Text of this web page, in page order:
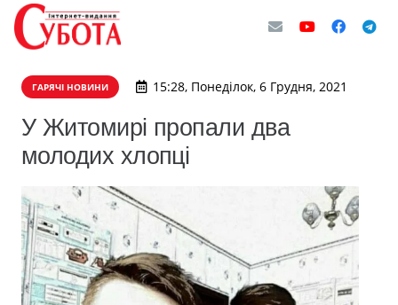
ГАРЯЧІ НОВИНИ 15:28, Понеділок, 6 Грудня, 2021
У Житомирі пропали два
молодих хлопці